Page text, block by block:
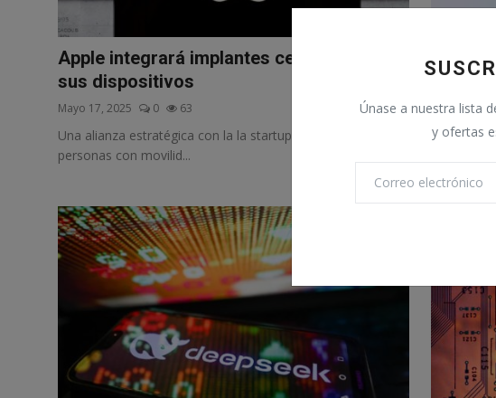
Únase a nuestra lista
y ofertas
Apple integrará implantes cerebrales a
sus dispositivos
Mayo 17, 2025 0 63
Una alianza estratégica con la la startup Synchro busca que
personas con movilid...
Cómo
posible
Abril 6, 2025
Descubre